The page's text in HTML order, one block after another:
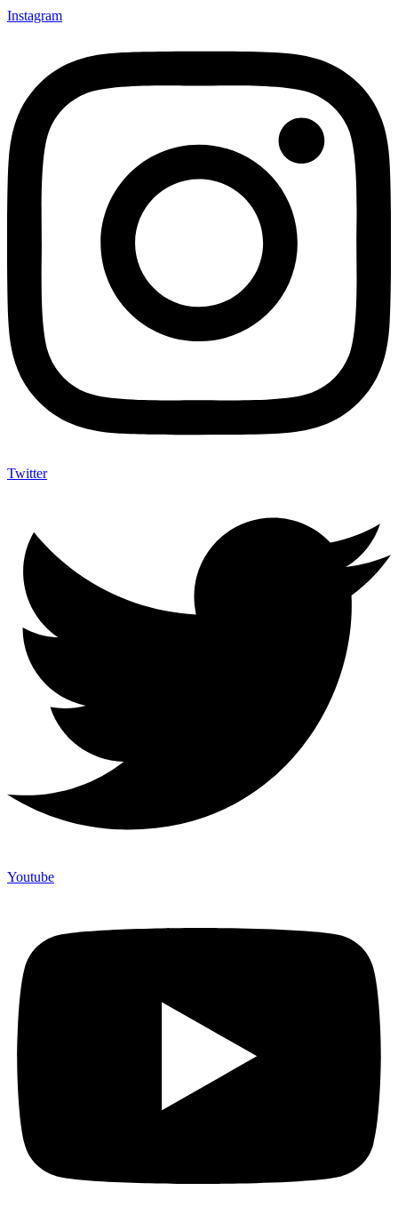
Instagram
Twitter
Youtube